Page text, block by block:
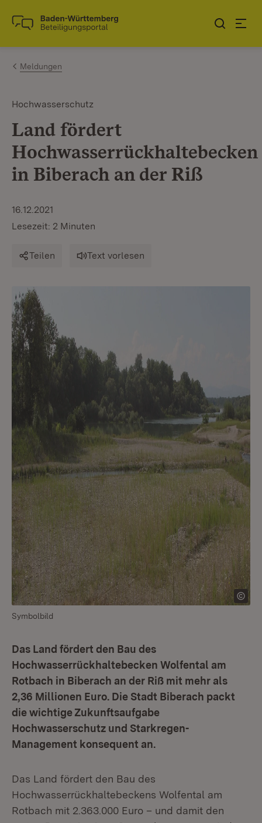
Zum Inhalt springen
Link zur Startseite
Meldungen
Hochwasserschutz
Land fördert
Hochwasserrückhaltebecken
in Biberach an der Riß
16.12.2021
Lesezeit: 2 Minuten
Teilen Text vorlesen
Symbolbild
Das Land fördert den Bau des
Hochwasserrückhaltebecken Wolfental am
Rotbach in Biberach an der Riß mit mehr als
2,36 Millionen Euro. Die Stadt Biberach packt
die wichtige Zukunftsaufgabe
Hochwasserschutz und Starkregen-
Management konsequent an.
Das Land fördert den Bau des
Hochwasserrückhaltebeckens Wolfental am
Rotbach mit 2.363.000 Euro – und damit den